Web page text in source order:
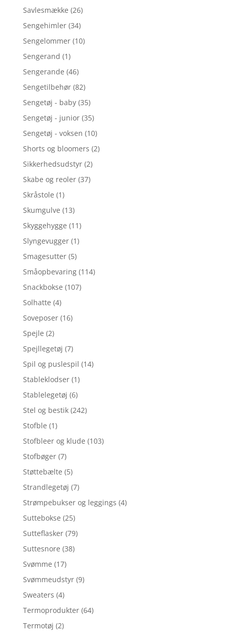
Savlesmække (26)
Sengehimler (34)
Sengelommer (10)
Sengerand (1)
Sengerande (46)
Sengetilbehør (82)
Sengetøj - baby (35)
Sengetøj - junior (35)
Sengetøj - voksen (10)
Shorts og bloomers (2)
Sikkerhedsudstyr (2)
Skabe og reoler (37)
Skråstole (1)
Skumgulve (13)
Skyggehygge (11)
Slyngevugger (1)
Smagesutter (5)
Småopbevaring (114)
Snackbokse (107)
Solhatte (4)
Soveposer (16)
Spejle (2)
Spejllegetøj (7)
Spil og puslespil (14)
Stableklodser (1)
Stablelegetøj (6)
Stel og bestik (242)
Stofble (1)
Stofbleer og klude (103)
Stofbøger (7)
Støttebælte (5)
Strandlegetøj (7)
Strømpebukser og leggings (4)
Suttebokse (25)
Sutteflasker (79)
Suttesnore (38)
Svømme (17)
Svømmeudstyr (9)
Sweaters (4)
Termoprodukter (64)
Termotøj (2)